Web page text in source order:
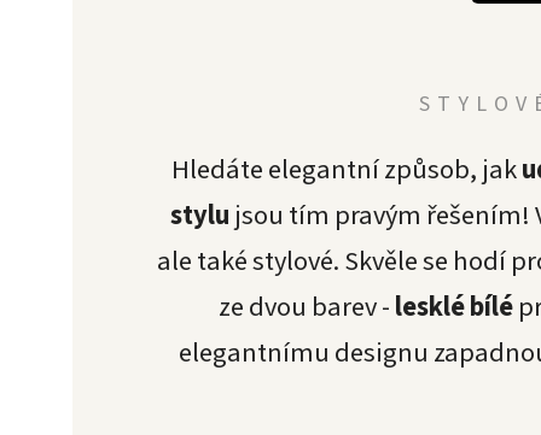
Hledáte elegantní způsob, jak
stylu jsou tím pravým řešením!
ale také stylové. Skvěle se hodí
ze dvou barev -lesklé bílé
elegantnímu designu